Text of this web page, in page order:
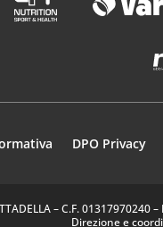
DPO Privacy
– C.F.
Direzione e